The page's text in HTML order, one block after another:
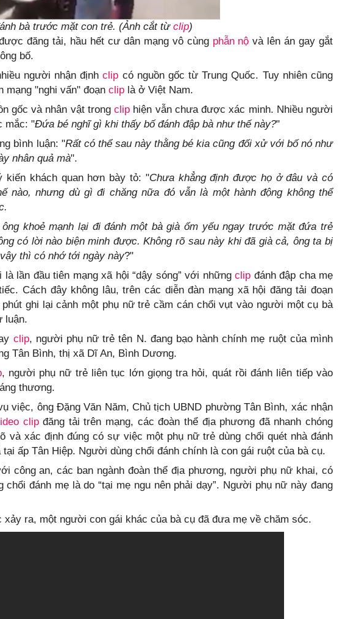
bà trước mặt con trẻ. (Ảnh cắt từ clip)
đăng tải, hầu hết cư dân mạng vô cùng phẫn nộ và lên án gay gắt
bố.
người nhận địnhclip có nguồn gốc từ Trung Quốc. Tuy nhiên cũng
mạng "nghi vấn" đoạn clip là ở Việt Nam.
gốc và nhân vật trong clip hiện vẫn chưa được xác minh. Nhiều người
mắc: "Đứa bé nghĩ gì khi thấy bố đánh đập bà như thế này?"
bình luận: "Rất có thể sau này thằng bé kia cũng đối xử với bố nó như
nhân quả mà".
kiến khách quan hơn bày tỏ: "Chưa khẳng định được họ ở đâu và có
nào, nhưng dù gì đi chăng nữa đó vẫn là một hành động không thể
khoẻ mạnh lại đi đánh một bà già ốm yếu ngay trước mặt đứa trẻ
có lời nào biện minh được. Không rõ sau này khi đã già cả, ông ta bị
thì có nhớ tới ngày này?"
là lần đầu tiên mạng xã hội “dậy sóng” với những clip đánh đập cha mẹ
Cách đây không lâu, trên các diễn đàn mạng xã hội đăng tải đoạn
ghi lại cảnh một phụ nữ trẻ cầm cán chổi vụt vào người một cụ bà
luận.
clip, người phụ nữ trẻ tên N. đang bạo hành chính mẹ ruột của mình
Tân Bình, thị xã Dĩ An, Bình Dương.
, người phụ nữ trẻ liên tục lớn giọng tra hỏi, quát rồi đánh liên tiếp vào
thương.
việc, ông Đặng Văn Năm, Chủ tịch UBND phường Tân Bình, xác nhận
clipđăng tải trên mạng, các đoàn thể địa phương đã nhanh chóng
và xác định đúng có sự việc một phụ nữ trẻ dùng chổi quét nhà đánh
ấp Tân Hiệp. Người dùng chổi đánh chính là con gái ruột của bà cụ.
công an, các ban ngành đoàn thể địa phương, người phụ nữ khai, có
chổi đánh mẹ là do “tại mẹ ngu nên phải dạy”. Người phụ nữ này đang
xảy ra, một người con gái khác của bà cụ đã đưa mẹ về chăm sóc.